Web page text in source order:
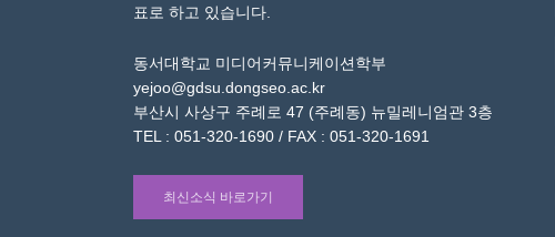
표로 하고 있습니다.
동서대학교 미디어커뮤니케이션학부
yejoo@gdsu.dongseo.ac.kr
부산시 사상구 주례로 47 (주례동) 뉴밀레니엄관 3층
TEL : 051-320-1690 / FAX : 051-320-1691
최신소식 바로가기